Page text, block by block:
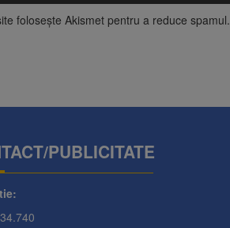
folosește Akismet pentru a reduce spamul.
PUBLICITATE